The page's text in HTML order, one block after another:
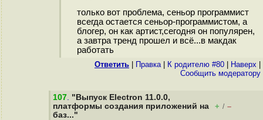
только вот проблема, сеньор программист
всегда остается сеньор-программистом, а
блогер, он как артист,сегодня он популярен,
а завтра тренд прошел и всё...в макдак
работать
Ответить Правка| К родителю #80 Наверх
Cообщить модератору
107. "Выпуск Electron 11.0.0,
платформы создания приложений на
баз..."
+ / –